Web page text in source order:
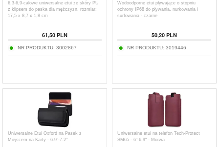
6,3-6,9-calowe uniwersalne etui ze skóry PU
z klipsem do paska dla mężczyzn, rozmiar:
17,5 x 8,7 x 1,8 cm
61,50 PLN
NR PRODUKTU: 3002867
Wodoodporne etui pływające o stopniu
ochrony IP68 do pływania, nurkowania i
surfowania - czarne
50,20 PLN
NR PRODUKTU: 3019446
Uniwersalne Etui Oxford na Pasek z
Miejscem na Karty - 6.9"-7.2"
Uniwersalne etui na telefon Tech-Protect
SM65 - 6"-6.9" - Morwa